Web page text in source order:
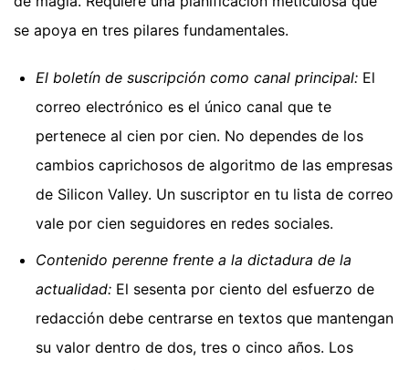
se apoya en tres pilares fundamentales.
El boletín de suscripción como canal principal: El
correo electrónico es el único canal que te
pertenece al cien por cien. No dependes de los
cambios caprichosos de algoritmo de las empresas
de Silicon Valley. Un suscriptor en tu lista de correo
vale por cien seguidores en redes sociales.
Contenido perenne frente a la dictadura de la
actualidad: El sesenta por ciento del esfuerzo de
redacción debe centrarse en textos que mantengan
su valor dentro de dos, tres o cinco años. Los